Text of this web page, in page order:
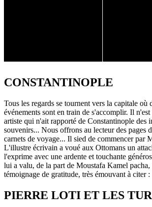
CONSTANTINOPLE
Tous les regards se tournent vers la capitale où
événements sont en train de s'accomplir. Il
artiste qui n'ait rapporté de Constantinople des
souvenirs... Nous offrons au lecteur des pages
carnets de voyage... Il sied de commencer par
L'illustre écrivain a voué aux Ottomans un
l'exprime avec une ardente et touchante
lui a valu, de la part de Moustafa Kamel
témoignage de gratitude, très émouvant à citer :
PIERRE LOTI ET LES